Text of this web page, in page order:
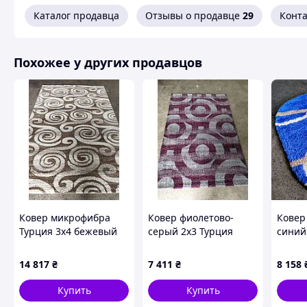
У Вас виникли
Як придбати Товар в інтернет
Зробіть замовлення Очікуйте дзвінка
Каталог продавца Отзывы о продавце 29
Похожее у других продавцов
Ковер микрофибра
Турция 3х4 бежевый
14 817 ₴
Купить
Ковер фиолетово-
серый 2x3 Турция
7 411 ₴
Купить
8 158